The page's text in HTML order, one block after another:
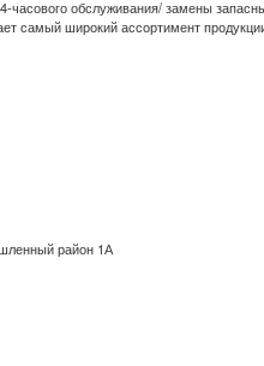
обслуживания/ замены
самый широкий ассортимент
район 1А